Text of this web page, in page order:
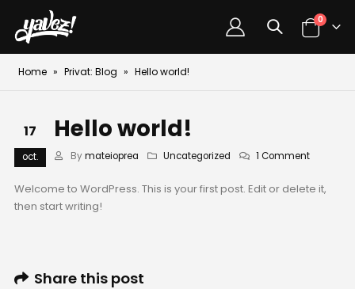
0
Home » Privat: Blog » Hello world!
17
oct.
Hello world!
Bymateioprea Uncategorized 1 Comment
Welcome to WordPress. This is your first post. Edit or delete it,
then start writing!
Share this post